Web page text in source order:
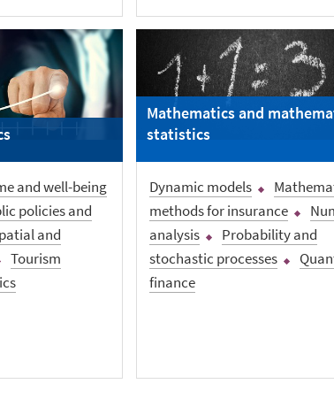
and well-being
policies and
and
Tourism
Mathematics and
statistics
Dynamic models
methods for insurance
analysis
Probability and
stochastic processes
finance